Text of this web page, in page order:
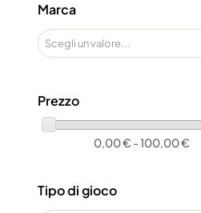
Marca
Prezzo
0,00 € - 100,00 €
Tipo di gioco